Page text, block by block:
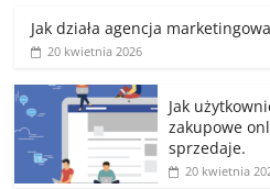
Jak działa agencja
20 kwietnia 2026
Jak
zakupowe
sprzedaje.
20 kwietnia